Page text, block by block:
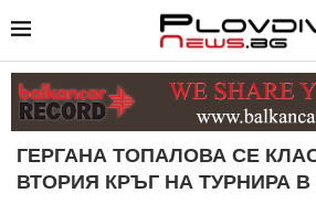
ГЕРГАНА ТОПАЛОВА СЕ
ВТОРИЯ КРЪГ НА ТУРНИРА